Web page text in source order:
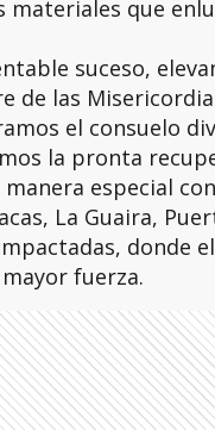
materiales que
suceso,
de las
el consuelo
la pronta
especial
La Guaira,
donde
fuerza.